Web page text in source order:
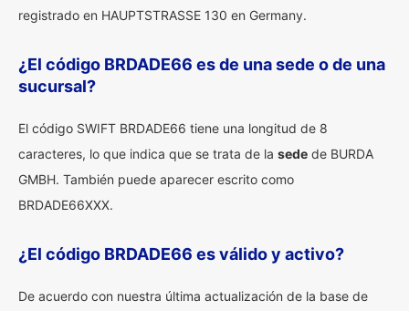
registrado en HAUPTSTRASSE 130 en Germany.
¿El código BRDADE66 es de una sede o de una
sucursal?
El código SWIFT BRDADE66 tiene una longitud de 8
caracteres, lo que indica que se trata de la sede de BURDA
GMBH. También puede aparecer escrito como
BRDADE66XXX.
¿El código BRDADE66 es válido y activo?
De acuerdo con nuestra última actualización de la base de